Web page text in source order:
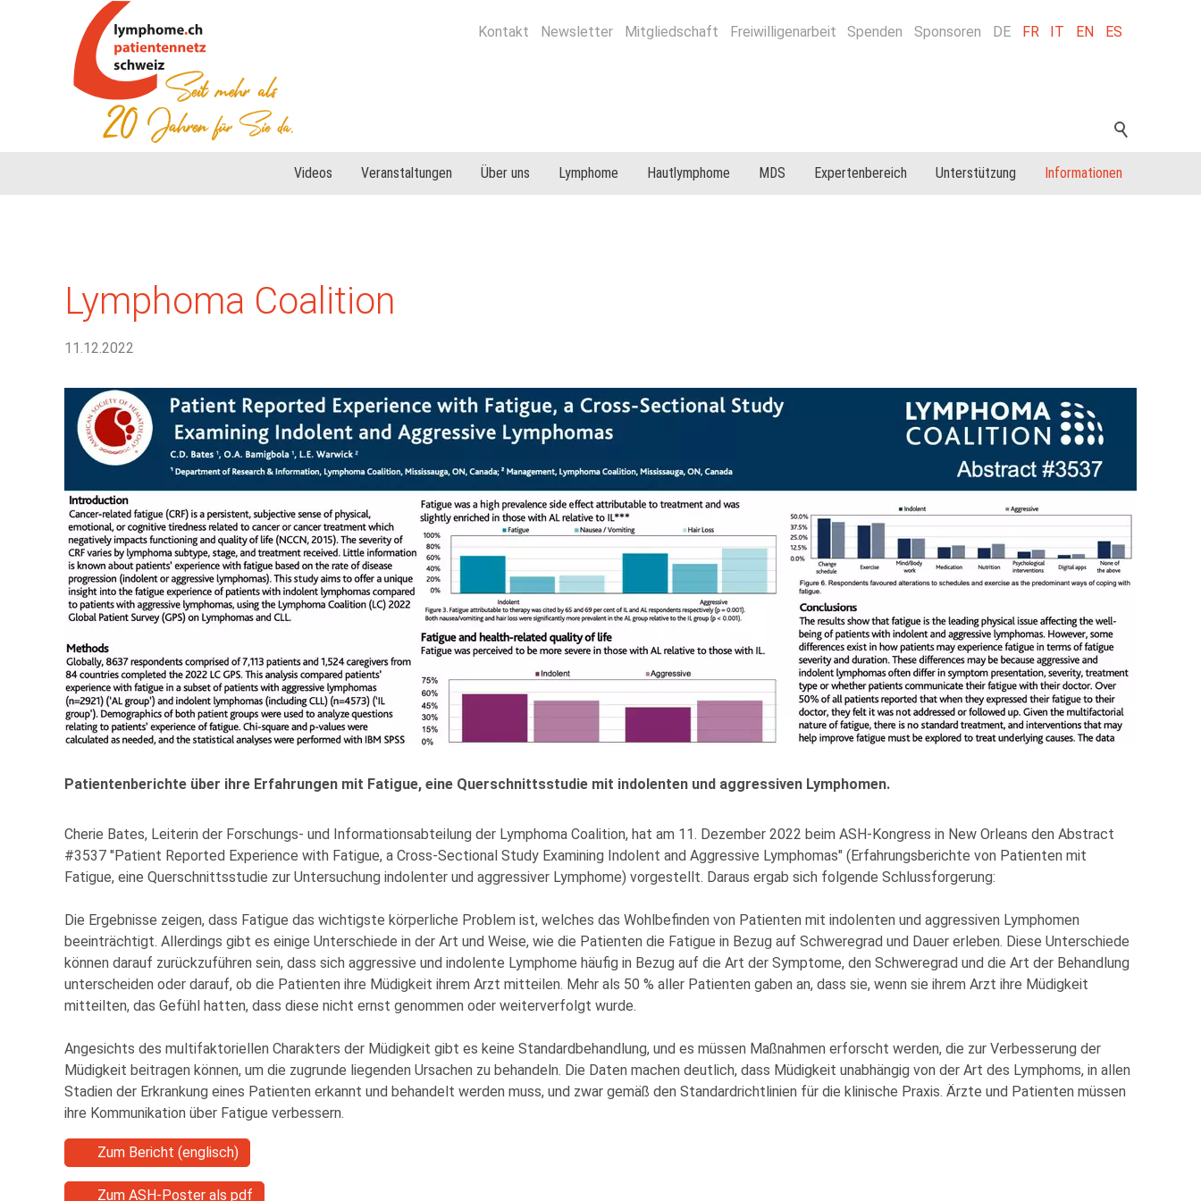
Kontakt Newsletter Mitgliedschaft Freiwilligenarbeit Spenden Sponsoren DE FR IT EN ES
Videos Veranstaltungen Über uns Lymphome Hautlymphome MDS Expertenbereich Unterstützung Informationen
Lymphoma Coalition
11.12.2022
Patientenberichte über ihre Erfahrungen mit Fatigue, eine Querschnittsstudie mit indolenten und aggressiven Lymphomen.
Cherie Bates, Leiterin der Forschungs- und Informationsabteilung der Lymphoma Coalition, hat am 11. Dezember 2022 beim ASH-Kongress in New Orleans den Abstract
#3537 "Patient Reported Experience with Fatigue, a Cross-Sectional Study Examining Indolent and Aggressive Lymphomas" (Erfahrungsberichte von Patienten mit
Fatigue, eine Querschnittsstudie zur Untersuchung indolenter und aggressiver Lymphome) vorgestellt. Daraus ergab sich folgende Schlussforgerung:
Die Ergebnisse zeigen, dass Fatigue das wichtigste körperliche Problem ist, welches das Wohlbefinden von Patienten mit indolenten und aggressiven Lymphomen
beeinträchtigt. Allerdings gibt es einige Unterschiede in der Art und Weise, wie die Patienten die Fatigue in Bezug auf Schweregrad und Dauer erleben. Diese Unterschiede
können darauf zurückzuführen sein, dass sich aggressive und indolente Lymphome häufig in Bezug auf die Art der Symptome, den Schweregrad und die Art der Behandlung
unterscheiden oder darauf, ob die Patienten ihre Müdigkeit ihrem Arzt mitteilen. Mehr als 50 % aller Patienten gaben an, dass sie, wenn sie ihrem Arzt ihre Müdigkeit
mitteilten, das Gefühl hatten, dass diese nicht ernst genommen oder weiterverfolgt wurde.
Angesichts des multifaktoriellen Charakters der Müdigkeit gibt es keine Standardbehandlung, und es müssen Maßnahmen erforscht werden, die zur Verbesserung der
Müdigkeit beitragen können, um die zugrunde liegenden Ursachen zu behandeln. Die Daten machen deutlich, dass Müdigkeit unabhängig von der Art des Lymphoms, in allen
Stadien der Erkrankung eines Patienten erkannt und behandelt werden muss, und zwar gemäß den Standardrichtlinien für die klinische Praxis. Ärzte und Patienten müssen
ihre Kommunikation über Fatigue verbessern.
Zum Bericht (englisch)
Zum ASH-Poster als pdf